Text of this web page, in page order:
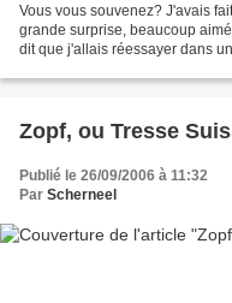
Vous vous souvenez? J'avais
grande surprise, beaucoup
dit que j'allais réessayer dans
Zopf, ou Tresse
Publié le 26/09/2006 à 11:32
Par Scherneel